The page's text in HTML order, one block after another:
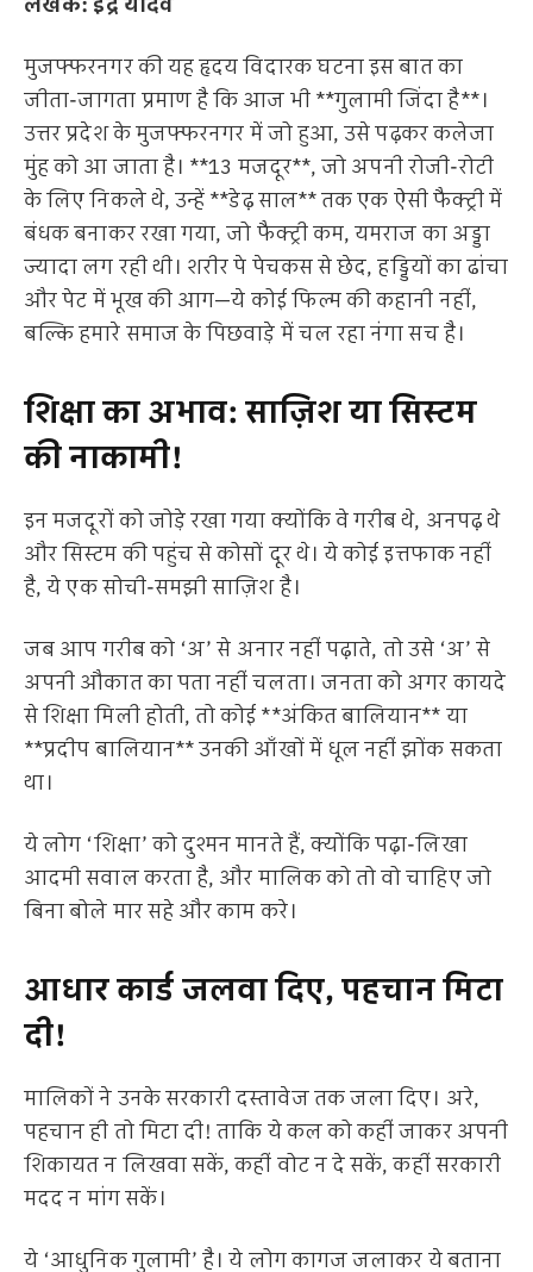
मुजफ्फरनगर की यह हृदय विदारक घटना इस बात का
जीता-जागता प्रमाण है कि आज भी **गुलामी जिंदा है**।
उत्तर प्रदेश के मुजफ्फरनगर में जो हुआ, उसे पढ़कर कलेजा
मुंह को आ जाता है। **13 मजदूर**, जो अपनी रोजी-रोटी
के लिए निकले थे, उन्हें **डेढ़ साल** तक एक ऐसी फैक्ट्री में
बंधक बनाकर रखा गया, जो फैक्ट्री कम, यमराज का अड्डा
ज्यादा लग रही थी। शरीर पे पेचकस से छेद, हड्डियों का ढांचा
और पेट में भूख की आग—ये कोई फिल्म की कहानी नहीं,
बल्कि हमारे समाज के पिछवाड़े में चल रहा नंगा सच है।
शिक्षा का अभाव: साज़िश या सिस्टम
की नाकामी!
इन मजदूरों को जोड़े रखा गया क्योंकि वे गरीब थे, अनपढ़ थे
और सिस्टम की पहुंच से कोसों दूर थे। ये कोई इत्तफाक नहीं
है, ये एक सोची-समझी साज़िश है।
जब आप गरीब को ‘अ’ से अनार नहीं पढ़ाते, तो उसे ‘अ’ से
अपनी औकात का पता नहीं चलता। जनता को अगर कायदे
से शिक्षा मिली होती, तो कोई **अंकित बालियान** या
**प्रदीप बालियान** उनकी आँखों में धूल नहीं झोंक सकता
था।
ये लोग ‘शिक्षा’ को दुश्मन मानते हैं, क्योंकि पढ़ा-लिखा
आदमी सवाल करता है, और मालिक को तो वो चाहिए जो
बिना बोले मार सहे और काम करे।
आधार कार्ड जलवा दिए, पहचान मिटा
दी!
मालिकों ने उनके सरकारी दस्तावेज तक जला दिए। अरे,
पहचान ही तो मिटा दी! ताकि ये कल को कहीं जाकर अपनी
शिकायत न लिखवा सकें, कहीं वोट न दे सकें, कहीं सरकारी
मदद न मांग सकें।
ये ‘आधुनिक गुलामी’ है। ये लोग कागज जलाकर ये बताना